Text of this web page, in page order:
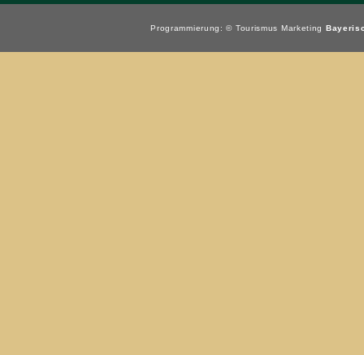
Programmierung: © Tourismus Marketing